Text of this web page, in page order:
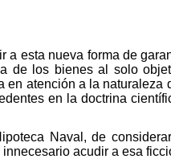
esta nueva forma de
de los bienes al solo
atención a la
en la doctrina
Naval, de
acudir a esa